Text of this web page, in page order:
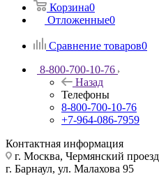
Корзина0
Отложенные0
Сравнение товаров0
8-800-700-10-76
Назад
Телефоны
8-800-700-10-76
+7-964-086-7959
Контактная информация
г. Москва, Чермянский
г. Барнаул, ул. Малахова 95